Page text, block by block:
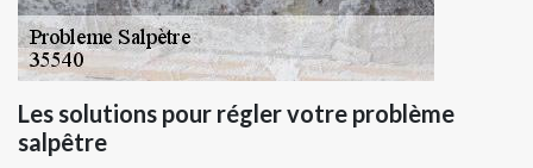
Les solutions pour régler votre problème
salpêtre